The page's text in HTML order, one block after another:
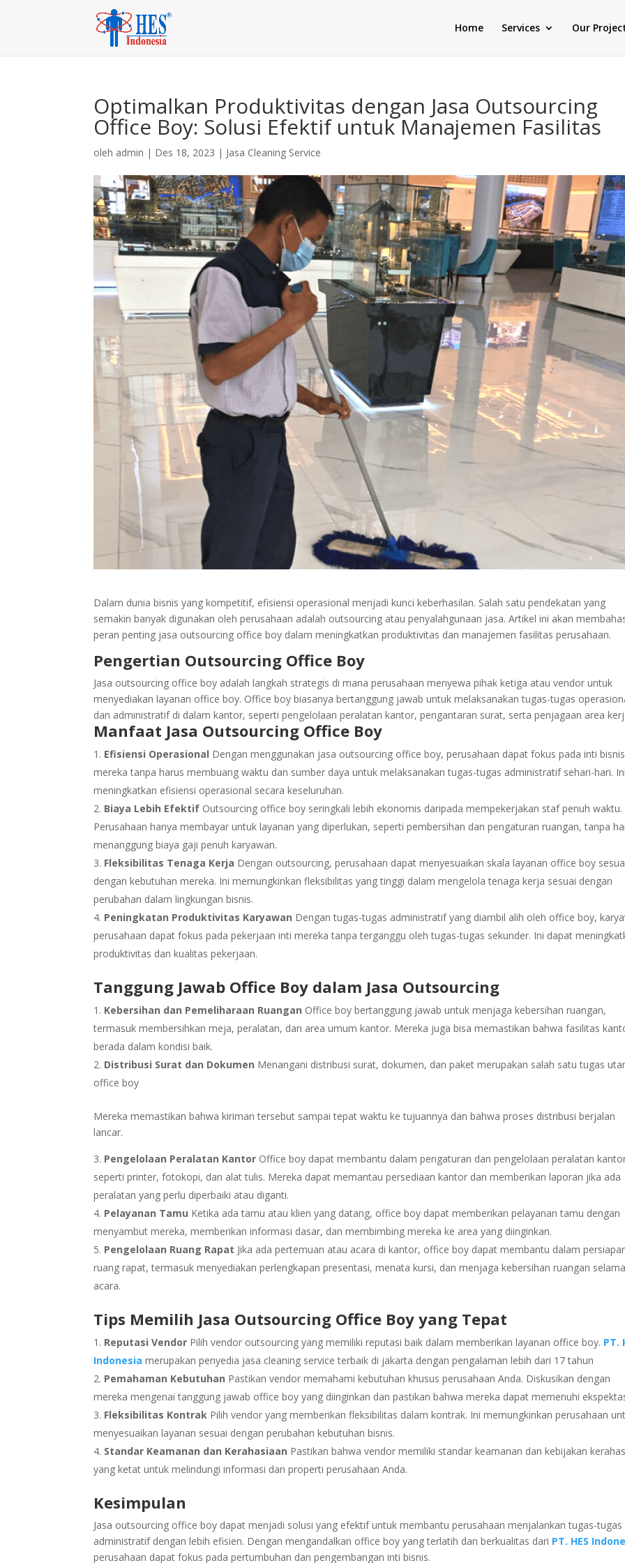
Home Services Our
Optimalkan Produktivitas dengan Jasa Outsourcing
Office Boy: Solusi Efektif untuk Manajemen Fasilitas
oleh admin | Des 18, 2023 | Jasa Cleaning Service
Dalam dunia bisnis yang kompetitif, efisiensi operasional menjadi kunci keberhasilan. Salah satu pendekatan yang
semakin banyak digunakan oleh perusahaan adalah outsourcing atau penyalahgunaan jasa. Artikel ini akan
peran penting jasa outsourcing office boy dalam meningkatkan produktivitas dan manajemen fasilitas perusahaan.
Pengertian Outsourcing Office Boy
Jasa outsourcing office boy adalah langkah strategis di mana perusahaan menyewa pihak ketiga atau vendor untuk
menyediakan layanan office boy. Office boy biasanya bertanggung jawab untuk melaksanakan tugas-tugas
dan administratif di dalam kantor, seperti pengelolaan peralatan kantor, pengantaran surat, serta penjagaan area
Manfaat Jasa Outsourcing Office Boy
Efisiensi Operasional Dengan menggunakan jasa outsourcing office boy, perusahaan dapat fokus pada inti bisnis
mereka tanpa harus membuang waktu dan sumber daya untuk melaksanakan tugas-tugas administratif sehari-hari. Ini
meningkatkan efisiensi operasional secara keseluruhan.
Biaya Lebih Efektif Outsourcing office boy seringkali lebih ekonomis daripada mempekerjakan staf penuh waktu.
Perusahaan hanya membayar untuk layanan yang diperlukan, seperti pembersihan dan pengaturan ruangan, tanpa
menanggung biaya gaji penuh karyawan.
Fleksibilitas Tenaga Kerja Dengan outsourcing, perusahaan dapat menyesuaikan skala layanan office boy
dengan kebutuhan mereka. Ini memungkinkan fleksibilitas yang tinggi dalam mengelola tenaga kerja sesuai dengan
perubahan dalam lingkungan bisnis.
Peningkatan Produktivitas Karyawan Dengan tugas-tugas administratif yang diambil alih oleh office boy,
perusahaan dapat fokus pada pekerjaan inti mereka tanpa terganggu oleh tugas-tugas sekunder. Ini dapat
produktivitas dan kualitas pekerjaan.
Tanggung Jawab Office Boy dalam Jasa Outsourcing
Kebersihan dan Pemeliharaan Ruangan Office boy bertanggung jawab untuk menjaga kebersihan ruangan,
termasuk membersihkan meja, peralatan, dan area umum kantor. Mereka juga bisa memastikan bahwa fasilitas
berada dalam kondisi baik.
Distribusi Surat dan Dokumen Menangani distribusi surat, dokumen, dan paket merupakan salah satu tugas
office boy
Mereka memastikan bahwa kiriman tersebut sampai tepat waktu ke tujuannya dan bahwa proses distribusi berjalan
lancar.
Pengelolaan Peralatan Kantor Office boy dapat membantu dalam pengaturan dan pengelolaan peralatan
seperti printer, fotokopi, dan alat tulis. Mereka dapat memantau persediaan kantor dan memberikan laporan jika ada
peralatan yang perlu diperbaiki atau diganti.
Pelayanan Tamu Ketika ada tamu atau klien yang datang, office boy dapat memberikan pelayanan tamu dengan
menyambut mereka, memberikan informasi dasar, dan membimbing mereka ke area yang diinginkan.
Pengelolaan Ruang Rapat Jika ada pertemuan atau acara di kantor, office boy dapat membantu dalam
ruang rapat, termasuk menyediakan perlengkapan presentasi, menata kursi, dan menjaga kebersihan ruangan selama
acara.
Tips Memilih Jasa Outsourcing Office Boy yang Tepat
Reputasi Vendor Pilih vendor outsourcing yang memiliki reputasi baik dalam memberikan layanan office boy. PT.
Indonesia merupakan penyedia jasa cleaning service terbaik di jakarta dengan pengalaman lebih dari 17 tahun
Pemahaman Kebutuhan Pastikan vendor memahami kebutuhan khusus perusahaan Anda. Diskusikan dengan
mereka mengenai tanggung jawab office boy yang diinginkan dan pastikan bahwa mereka dapat memenuhi
Fleksibilitas Kontrak Pilih vendor yang memberikan fleksibilitas dalam kontrak. Ini memungkinkan perusahaan
menyesuaikan layanan sesuai dengan perubahan kebutuhan bisnis.
Standar Keamanan dan Kerahasiaan Pastikan bahwa vendor memiliki standar keamanan dan kebijakan
yang ketat untuk melindungi informasi dan properti perusahaan Anda.
Kesimpulan
Jasa outsourcing office boy dapat menjadi solusi yang efektif untuk membantu perusahaan menjalankan tugas-tugas
administratif dengan lebih efisien. Dengan mengandalkan office boy yang terlatih dan berkualitas dari PT. HES
perusahaan dapat fokus pada pertumbuhan dan pengembangan inti bisnis.